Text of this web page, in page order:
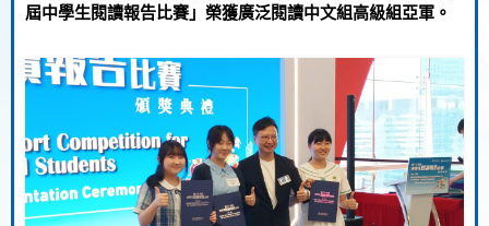
屆中學生閱讀報告比賽」榮獲廣泛閱讀中文組高級組亞軍。